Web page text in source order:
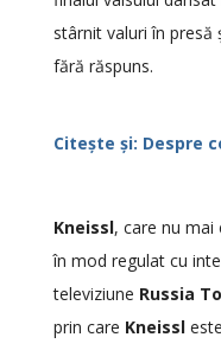
stârnit valuri în
fără răspuns.
Citește și: Despre
Kneissl, care nu mai
în mod regulat cu
televiziune Russia
prin care Kneissl